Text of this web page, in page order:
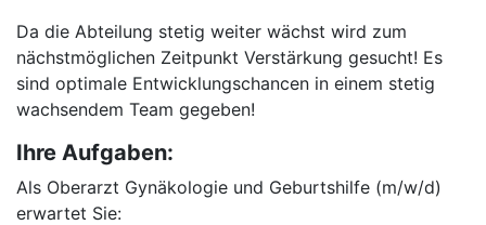
Da die Abteilung stetig weiter wächst wird zum
nächstmöglichen Zeitpunkt Verstärkung gesucht! Es
sind optimale Entwicklungschancen in einem stetig
wachsendem Team gegeben!
Ihre Aufgaben:
Als Oberarzt Gynäkologie und Geburtshilfe (m/w/d)
erwartet Sie: